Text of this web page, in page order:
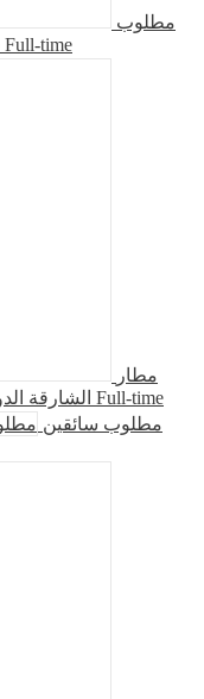
مطلوب
Full-time
مطار
الشارقة Full-time
مطلوب سائقين